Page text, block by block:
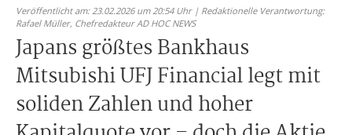
Veröffentlicht am: 23.02.2026 um 20:54 Uhr | Redaktionelle Verantwortung:
Rafael Müller, Chefredakteur AD HOC NEWS
Japans größtes Bankhaus
Mitsubishi UFJ Financial legt mit
soliden Zahlen und hoher